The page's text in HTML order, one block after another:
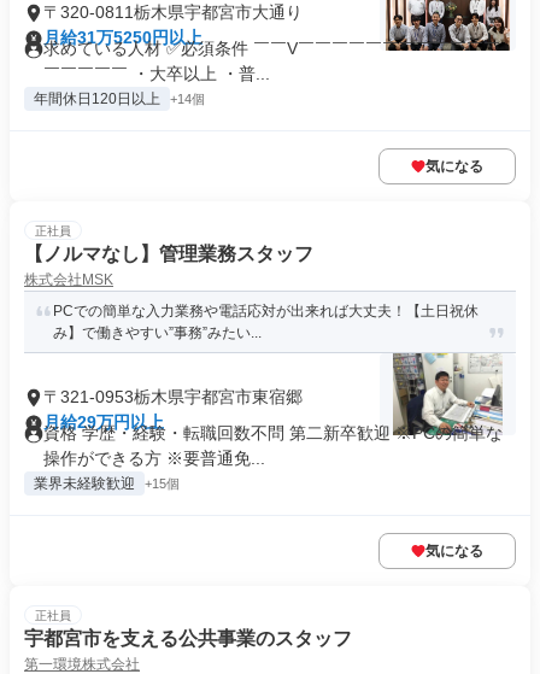
〒320-0811栃木県宇都宮市大通り
月給31万5250円以上
求めている人材 ✅必須条件 ￣￣V￣￣￣￣￣￣￣￣￣￣￣￣
￣￣￣￣￣ ・大卒以上 ・普...
年間休日120日以上 +14個
気になる
正社員
【ノルマなし】管理業務スタッフ
株式会社MSK
PCでの簡単な入力業務や電話応対が出来れば大丈夫！【土日祝休
み】で働きやすい”事務”みたい...
〒321-0953栃木県宇都宮市東宿郷
月給29万円以上
資格 学歴・経験・転職回数不問 第二新卒歓迎 ※PCの簡単な
操作ができる方 ※要普通免...
業界未経験歓迎 +15個
気になる
正社員
宇都宮市を支える公共事業のスタッフ
第一環境株式会社